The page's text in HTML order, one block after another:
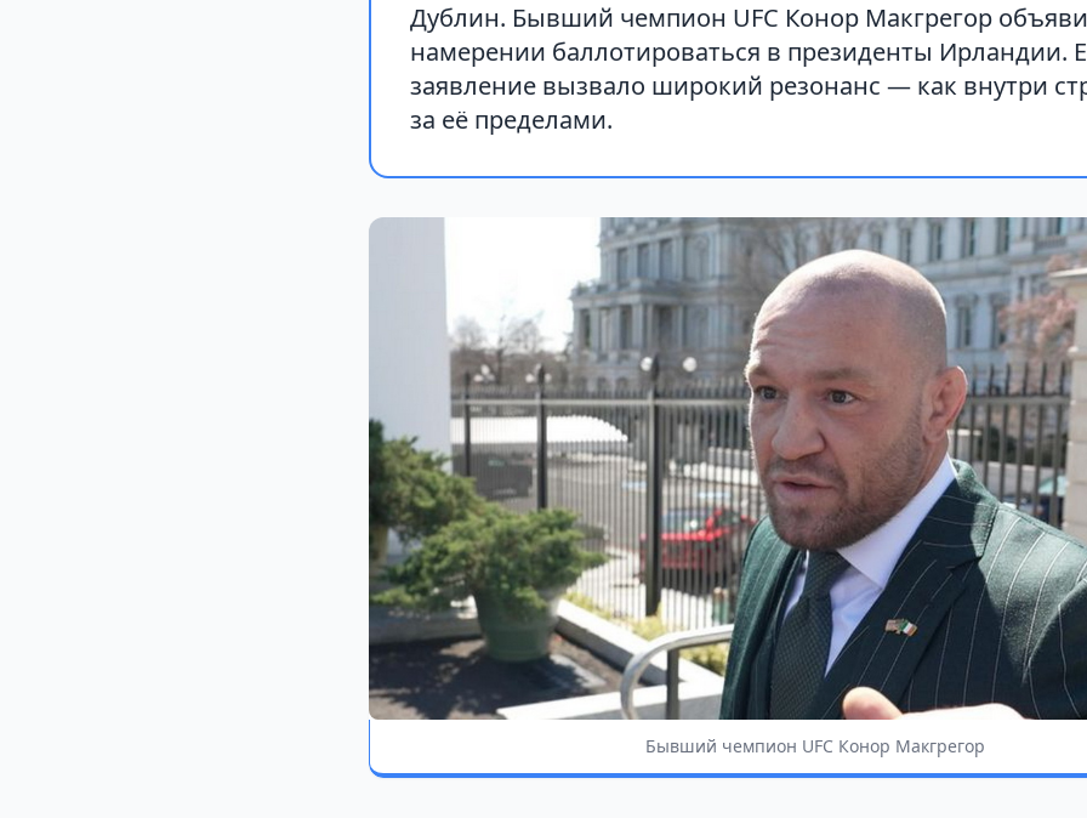
Дублин. Бывший чемпион UFC Конор Макгрегор
намерении баллотироваться в президенты Ирландии.
заявление вызвало широкий резонанс — как внутри
за её пределами.
Бывший чемпион UFC Конор Макгрегор